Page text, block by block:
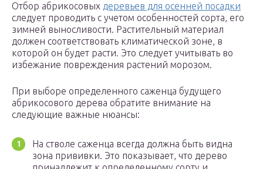
Отбор абрикосовых деревьев для осенней посадки
следует проводить с учетом особенностей сорта, его
зимней выносливости. Растительный материал
должен соответствовать климатической зоне, в
которой он будет расти. Это следует учитывать во
избежание повреждения растений морозом.
При выборе определенного саженца будущего
абрикосового дерева обратите внимание на
следующие важные нюансы:
На стволе саженца всегда должна быть видна
зона прививки. Это показывает, что дерево